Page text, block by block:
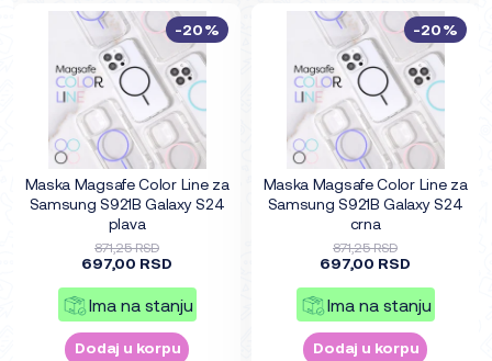
Maska Magsafe Color Line za
Samsung S921B Galaxy S24
plava
871,25 RSD
697,00 RSD
Ima na stanju
Dodaj u korpu
-20%
Maska Magsafe Color Line za
Samsung S921B Galaxy S24
crna
871,25 RSD
697,00 RSD
Ima na stanju
Dodaj u korpu
-20%